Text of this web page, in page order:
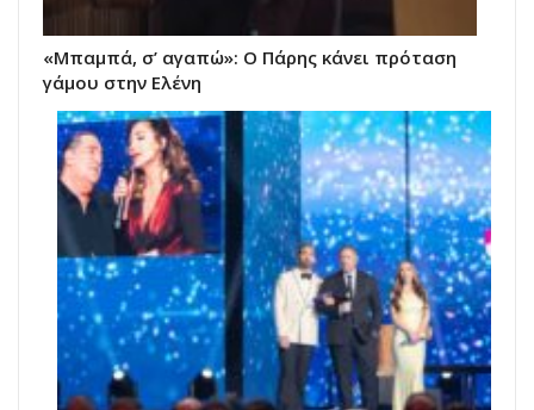
«Μπαμπά, σ’ αγαπώ»: Ο Πάρης κάνει πρόταση
γάμου στην Ελένη